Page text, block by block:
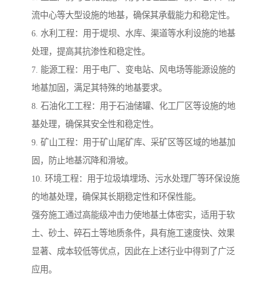
流中心等大型设施的地基，确保其承载能力和稳定性。
6. 水利工程：用于堤坝、水库、渠道等水利设施的地基
处理，提高其抗渗性和稳定性。
7. 能源工程：用于电厂、变电站、风电场等能源设施的
地基加固，满足其特殊的地基要求。
8. 石油化工工程：用于石油储罐、化工厂区等设施的地
基处理，确保其安全性和稳定性。
9. 矿山工程：用于矿山尾矿库、采矿区等区域的地基加
固，防止地基沉降和滑坡。
10. 环境工程：用于垃圾填埋场、污水处理厂等环保设施
的地基处理，确保其长期稳定性和环保性能。
强夯施工通过高能级冲击力使地基土体密实，适用于软
土、砂土、碎石土等地质条件，具有施工速度快、效果
显著、成本较低等优点，因此在上述行业中得到了广泛
应用。